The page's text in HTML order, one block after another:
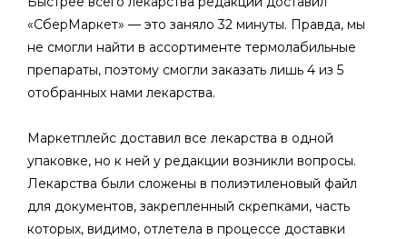
«СберМаркет» — это заняло 32 минуты. Правда, мы
не смогли найти в ассортименте термолабильные
препараты, поэтому смогли заказать лишь 4 из 5
отобранных нами лекарства.
Маркетплейс доставил все лекарства в одной
упаковке, но к ней у редакции возникли вопросы.
Лекарства были сложены в полиэтиленовый файл
для документов, закрепленный скрепками, часть
которых, видимо, отлетела в процессе доставки